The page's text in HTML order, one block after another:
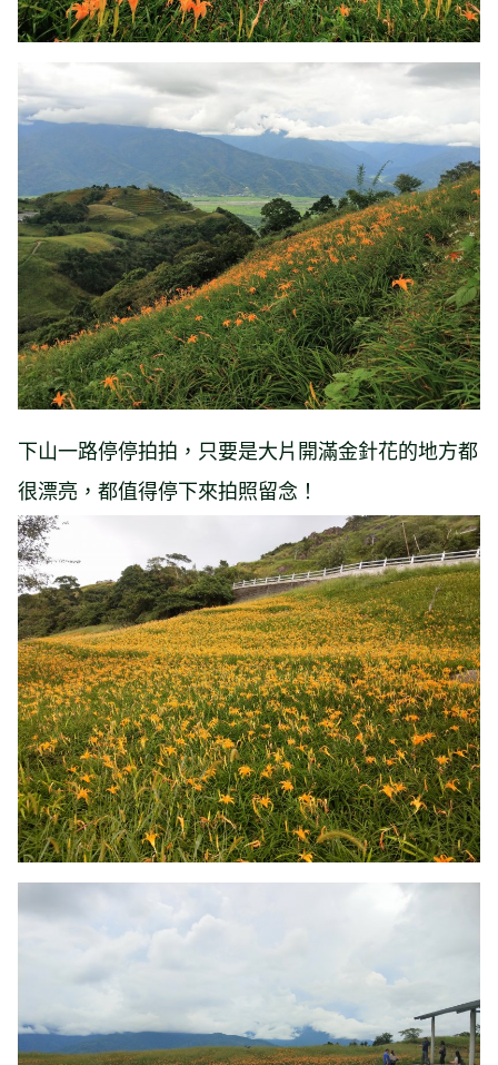
下山一路停停拍拍，只要是大片開滿金針花的地方都
很漂亮，都值得停下來拍照留念！